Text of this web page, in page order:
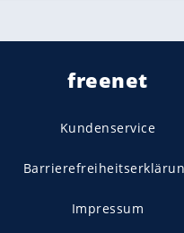
freenet
Kundenservice
Impressum